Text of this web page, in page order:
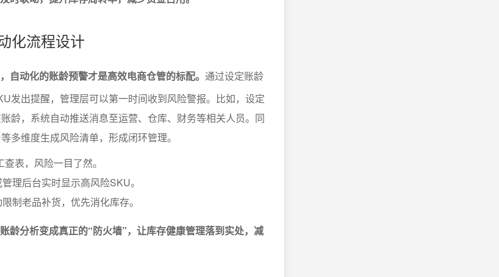
化流程设计
自动化的账龄预警才是高效电商仓管的标配。 通过设定账龄
发出提醒，管理层可以第一时间收到风险警报。比如，设定
龄，系统自动推送消息至运营、仓库、财务等相关人员。同
多维度生成风险清单，形成闭环管理。
表，风险一目了然。
理后台实时显示高风险SKU。
制老品补货，优先消化库存。
龄分析变成真正的“防火墙”，让库存健康管理落到实处，减